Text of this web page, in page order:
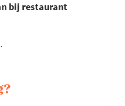
bij restaurant